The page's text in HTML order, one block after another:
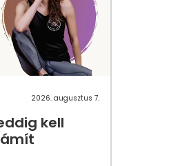
2026. augusztus 7.
kell